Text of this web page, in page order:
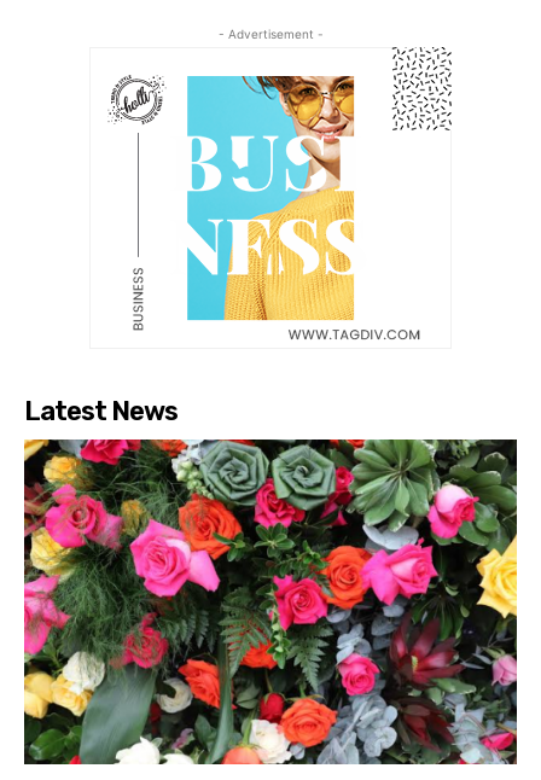
- Advertisement -
Latest News